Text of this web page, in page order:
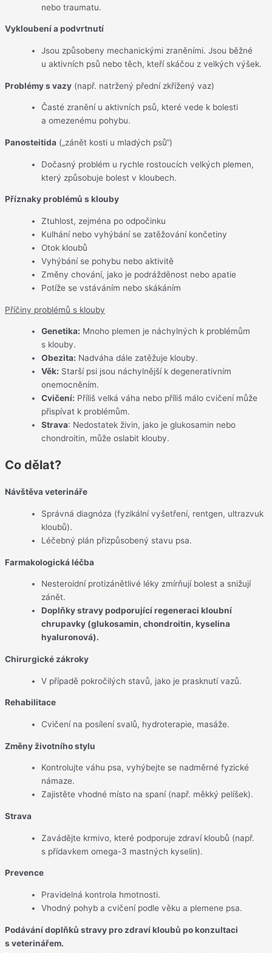
nebo traumatu.
Vykloubení a podvrtnutí
Jsou způsobeny mechanickými zraněními. Jsou běžné
u aktivních psů nebo těch, kteří skáčou z velkých výšek.
Problémy s vazy (např. natržený přední zkřížený vaz)
Časté zranění u aktivních psů, které vede k bolesti
a omezenému pohybu.
Panosteitida („zánět kosti u mladých psů“)
Dočasný problém u rychle rostoucích velkých plemen,
který způsobuje bolest v kloubech.
Příznaky problémů s klouby
Ztuhlost, zejména po odpočinku
Kulhání nebo vyhýbání se zatěžování končetiny
Otok kloubů
Vyhýbání se pohybu nebo aktivitě
Změny chování, jako je podrážděnost nebo apatie
Potíže se vstáváním nebo skákáním
Příčiny problémů s klouby
Genetika: Mnoho plemen je náchylných k problémům
s klouby.
Obezita: Nadváha dále zatěžuje klouby.
Věk: Starší psi jsou náchylnější k degenerativním
onemocněním.
Cvičení: Příliš velká váha nebo příliš málo cvičení může
přispívat k problémům.
Strava: Nedostatek živin, jako je glukosamin nebo
chondroitin, může oslabit klouby.
Co dělat?
Návštěva veterináře
Správná diagnóza (fyzikální vyšetření, rentgen, ultrazvuk
kloubů).
Léčebný plán přizpůsobený stavu psa.
Farmakologická léčba
Nesteroidní protizánětlivé léky zmírňují bolest a snižují
zánět.
Doplňky stravy podporující regeneraci kloubní
chrupavky (glukosamin, chondroitin, kyselina
hyaluronová).
Chirurgické zákroky
V případě pokročilých stavů, jako je prasknutí vazů.
Rehabilitace
Cvičení na posílení svalů, hydroterapie, masáže.
Změny životního stylu
Kontrolujte váhu psa, vyhýbejte se nadměrné fyzické
námaze.
Zajistěte vhodné místo na spaní (např. měkký pelíšek).
Strava
Zavádějte krmivo, které podporuje zdraví kloubů (např.
s přídavkem omega-3 mastných kyselin).
Prevence
Pravidelná kontrola hmotnosti.
Vhodný pohyb a cvičení podle věku a plemene psa.
Podávání doplňků stravy pro zdraví kloubů po konzultaci
s veterinářem.